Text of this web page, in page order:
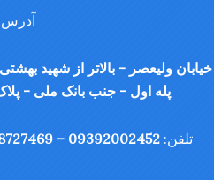
خیابان ولیعصر - بالاتر از شهید
پله اول - جنب بانک ملی -
تلفن:09392002452 – 88727469 (021) – 88703956 (021)